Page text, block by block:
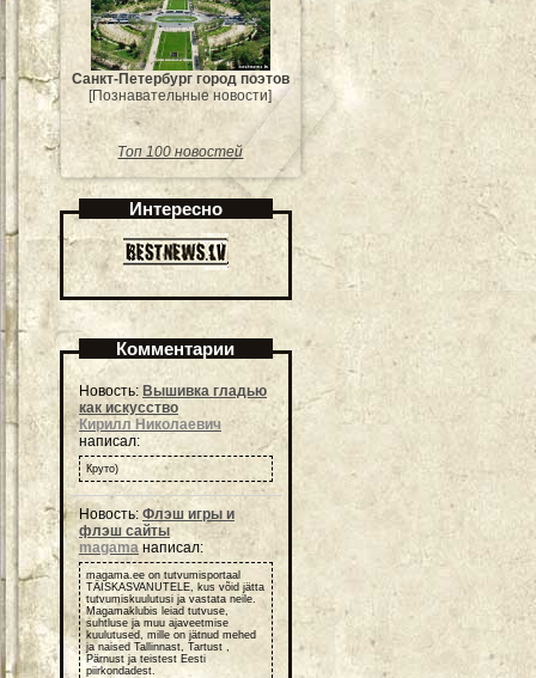
Санкт-Петербург город поэтов
[Познавательные новости]
Топ 100 новостей
Интересно
Комментарии
Новость: Вышивка гладью
как искусство
Кирилл Николаевич
написал:
Круто)
Новость: Флэш игры и
флэш сайты
magama написал:
magama.ee on tutvumisportaal
TÄISKASVANUTELE, kus võid jätta
tutvumiskuulutusi ja vastata neile.
Magamaklubis leiad tutvuse,
suhtluse ja muu ajaveetmise
kuulutused, mille on jätnud mehed
ja naised Tallinnast, Tartust ,
Pärnust ja teistest Eesti
piirkondadest.